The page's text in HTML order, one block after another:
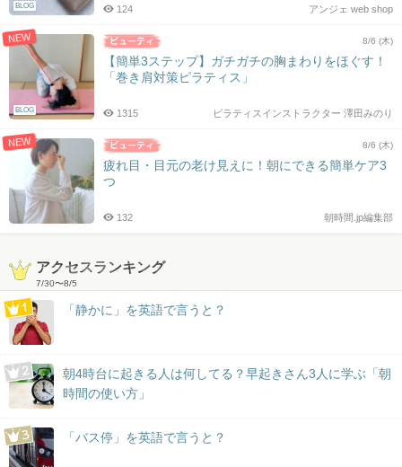
BLOG アンジェ web shop
124
NEW
BLOG
8/6 (木)
【簡単3ステップ】ガチガチの胸まわりをほぐす！
「巻き肩対策ピラティス」
ピラティスインストラクター 澤田みのり
1315
NEW 8/6 (木)
疲れ目・目元の老け見えに！朝にできる簡単ケア3
つ
朝時間.jp編集部
132
アクセスランキング
7/30〜8/5
「静かに」を英語で言うと？
朝4時台に起きる人は何してる？早起きさん3人に学ぶ「朝
時間の使い方」
「バス停」を英語で言うと？